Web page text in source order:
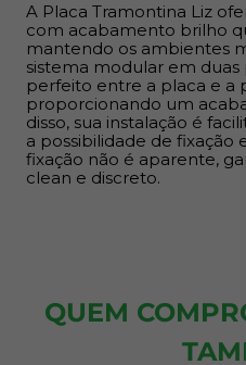
A Placa Tramontina Liz
com acabamento brilho
mantendo os ambientes
sistema modular em
perfeito entre a placa e a
proporcionando um
disso, sua instalação é
a possibilidade de fixação
fixação não é aparente,
clean e discreto.
QUEM